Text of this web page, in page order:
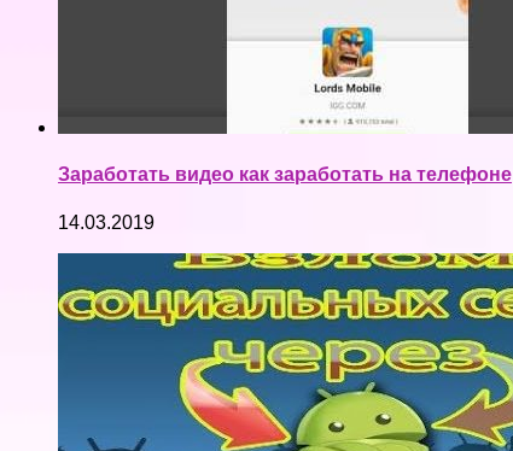
Заработать видео как заработать на телефоне
14.03.2019